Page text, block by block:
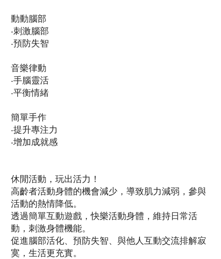
動動腦部
‧刺激腦部
‧預防失智
音樂律動
‧手腦靈活
‧平衡情緒
簡單手作
‧提升專注力
‧增加成就感
休閒活動，玩出活力！
高齡者活動身體的機會減少，導致肌力減弱，參與
活動的熱情降低。
透過簡單互動遊戲，快樂活動身體，維持日常活
動，刺激身體機能。
促進腦部活化、預防失智、與他人互動交流排解寂
寞，生活更充實。